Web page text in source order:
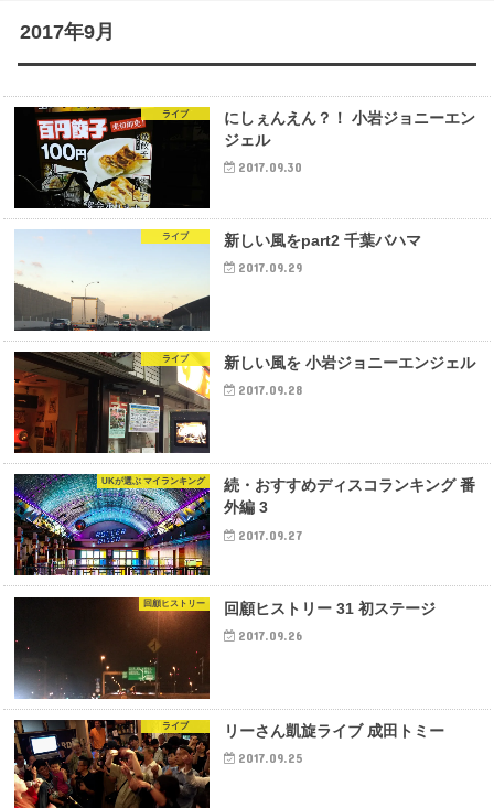
2017年9月
ライブ
にしぇんえん？！ 小岩ジョニーエン
ジェル
2017.09.30
ライブ 新しい風をpart2 千葉バハマ
2017.09.29
ライブ 新しい風を 小岩ジョニーエンジェル
2017.09.28
UKが選ぶ マイランキング
続・おすすめディスコランキング 番
外編 3
2017.09.27
回顧ヒストリー 回顧ヒストリー 31 初ステージ
2017.09.26
ライブ リーさん凱旋ライブ 成田トミー
2017.09.25